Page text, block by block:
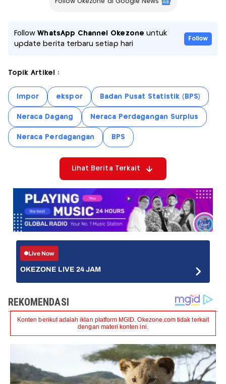
Follow Okezone di Google News
FollowWhatsApp Channel Okezone untuk
update berita terbaru setiap hari
Follow
Topik Artikel :
Impor ekspor Badan Pusat Statistik (BPS)
Neraca Dagang Neraca Perdagangan Surplus
Neraca Perdagangan BPS
Lihat Berita Terkait
Live Now
OKEZONE LIVE 24 JAM